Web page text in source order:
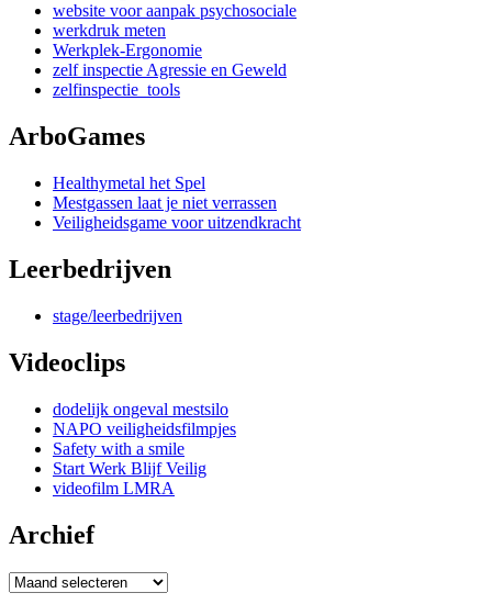
website voor aanpak psychosociale
werkdruk meten
Werkplek-Ergonomie
zelf inspectie Agressie en Geweld
zelfinspectie_tools
ArboGames
Healthymetal het Spel
Mestgassen laat je niet verrassen
Veiligheidsgame voor uitzendkracht
Leerbedrijven
stage/leerbedrijven
Videoclips
dodelijk ongeval mestsilo
NAPO veiligheidsfilmpjes
Safety with a smile
Start Werk Blijf Veilig
videofilm LMRA
Archief
Archief